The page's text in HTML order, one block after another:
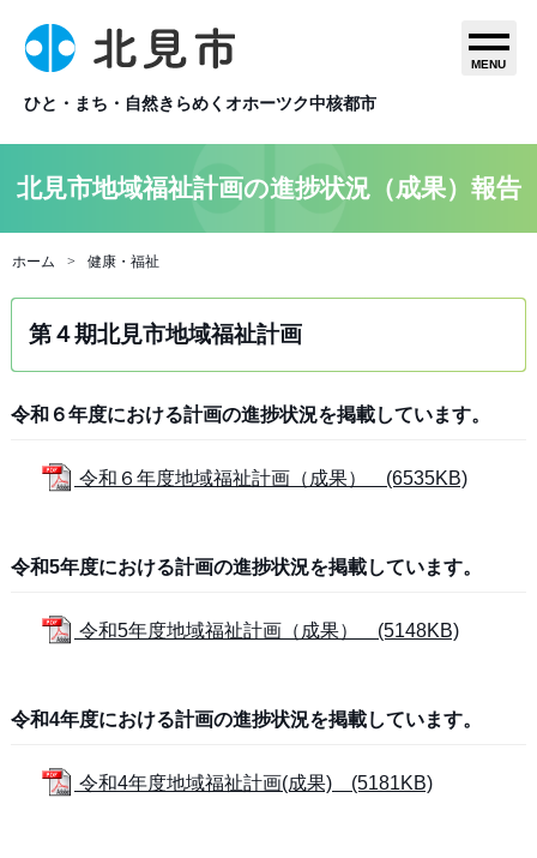
ひと・まち・自然きらめくオホーツク中核都市
MENU
北見市地域福祉計画の進捗状況（成果）報告
ホーム 健康・福祉
第４期北見市地域福祉計画
令和６年度における計画の進捗状況を掲載しています。
令和６年度地域福祉計画（成果） (6535KB)
令和5年度における計画の進捗状況を掲載しています。
令和5年度地域福祉計画（成果） (5148KB)
令和4年度における計画の進捗状況を掲載しています。
令和4年度地域福祉計画(成果) (5181KB)